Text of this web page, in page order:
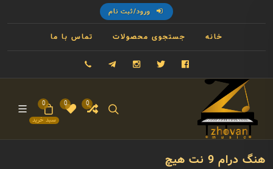
ورود/ثبت نام
خانه جستجوی محصولات تماس با ما
فیسبوک توییتر اینستاگرام تلگرام
0
0
سبد خرید
0
هنگ درام 9 نت هیچ